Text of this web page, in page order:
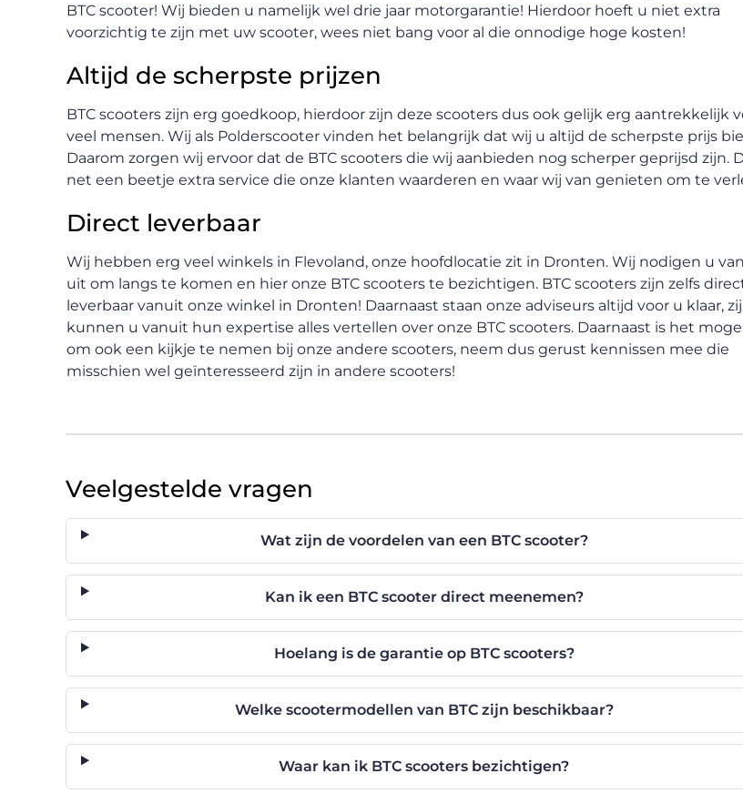
BTC scooter! Wij bieden u namelijk wel drie jaar motorgarantie! Hierdoor hoeft u niet extra
voorzichtig te zijn met uw scooter, wees niet bang voor al die onnodige hoge kosten!
Altijd de scherpste prijzen
BTC scooters zijn erg goedkoop, hierdoor zijn deze scooters dus ook gelijk erg aantrekkelijk
veel mensen. Wij als Polderscooter vinden het belangrijk dat wij u altijd de scherpste prijs
Daarom zorgen wij ervoor dat de BTC scooters die wij aanbieden nog scherper geprijsd zijn.
net een beetje extra service die onze klanten waarderen en waar wij van genieten om te
Direct leverbaar
Wij hebben erg veel winkels in Flevoland, onze hoofdlocatie zit in Dronten. Wij nodigen u
uit om langs te komen en hier onze BTC scooters te bezichtigen. BTC scooters zijn zelfs
leverbaar vanuit onze winkel in Dronten! Daarnaast staan onze adviseurs altijd voor u klaar, zij
kunnen u vanuit hun expertise alles vertellen over onze BTC scooters. Daarnaast is het
om ook een kijkje te nemen bij onze andere scooters, neem dus gerust kennissen mee die
misschien wel geïnteresseerd zijn in andere scooters!
Veelgestelde vragen
Wat zijn de voordelen van een BTC scooter?
Kan ik een BTC scooter direct meenemen?
Hoelang is de garantie op BTC scooters?
Welke scootermodellen van BTC zijn beschikbaar?
Waar kan ik BTC scooters bezichtigen?